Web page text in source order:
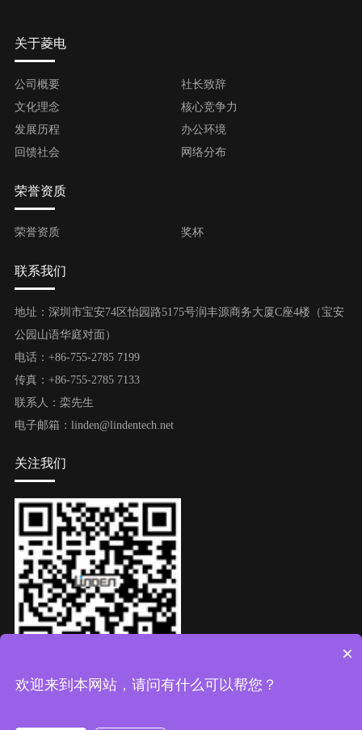
关于菱电
公司概要
社长致辞
文化理念
核心竞争力
发展历程
办公环境
回馈社会
网络分布
荣誉资质
荣誉资质 奖杯
联系我们
地址：深圳市宝安74区怡园路5175号润丰源商务大厦C座4楼（宝安
公园山语华庭对面）
电话：+86-755-2785 7199
传真：+86-755-2785 7133
联系人：栾先生
电子邮箱：linden@lindentech.net
关注我们
微信公众号
×
欢迎来到本网站，请问有什么可以帮您？